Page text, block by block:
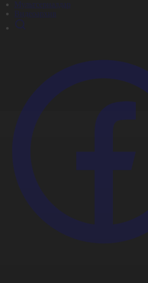
Мультсериалдар
Видеоархив